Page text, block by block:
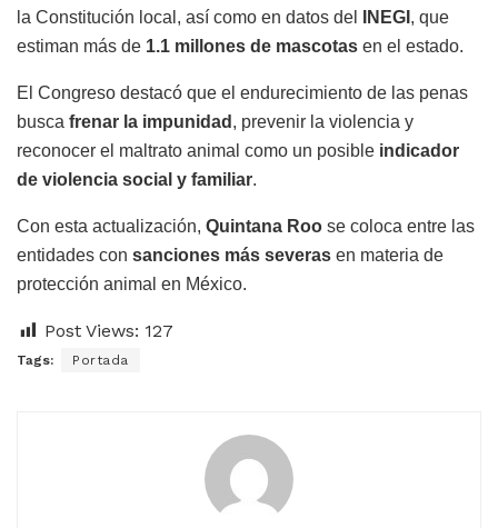
la Constitución local, así como en datos del
INEGI , que
estiman más de 1.1 millones de mascotas en el estado.
El Congreso destacó que el endurecimiento de las penas
busca frenar la impunidad , prevenir la violencia y
reconocer el maltrato animal como un posible indicador
de violencia social y familiar.
Con esta actualización, Quintana Roo se coloca entre las
entidades con sanciones más severas en materia de
protección animal en México.
Post Views: 127
Tags: Portada